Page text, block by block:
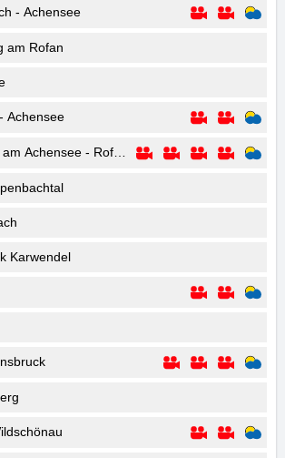
- Achensee
am Rofan
Achensee
Achensee - Rofanseilbahn
Karwendel